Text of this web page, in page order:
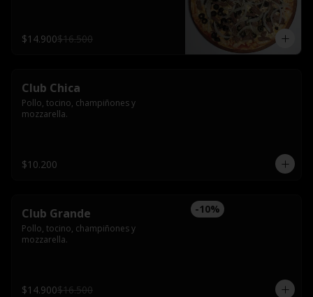
$14.900$16.500
Club Chica
Pollo, tocino, champiñones y
mozzarella.
$10.200
-10%
Club Grande
Pollo, tocino, champiñones y
mozzarella.
$14.900$16.500